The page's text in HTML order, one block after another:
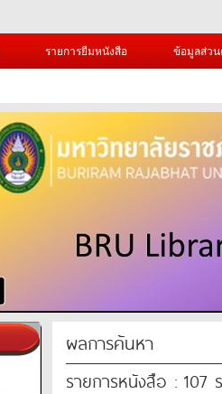
รายการยืมหนังสือ ข้อมูลส่ว
ผลการค้นหา
รายการหนังสือ : 107